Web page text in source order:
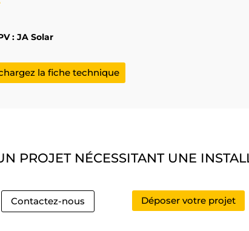
: JA Solar
la fiche technique
PROJET NÉCESSITANT UNE
Contactez-nous Déposer votre projet